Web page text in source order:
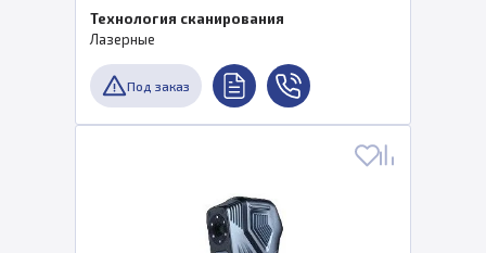
Технология сканирования
Лазерные
Под заказ